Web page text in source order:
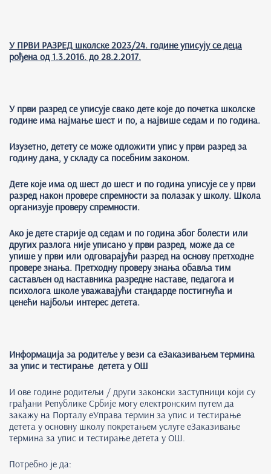
У ПРВИ РАЗРЕД школске 2023/24. године уписују се деца
рођена од 1.3.2016. до 28.2.2017.
У први разред се уписује свако дете које до почетка школске
године има најмање шест и по, а највише седам и по година.
Изузетно, детету се може одложити упис у први разред за
годину дана, у складу са посебним законом.
Дете које има од шест до шест и по година уписује се у први
разред након провере спремности за полазак у школу. Школа
организује проверу спремности.
Ако је дете старије од седам и по година због болести или
других разлога није уписано у први разред, може да се
упише у први или одговарајући разред на основу претходне
провере знања. Претходну проверу знања обавља тим
састављен од наставника разредне наставе, педагога и
психолога школе уважавајући стандарде постигнућа и
ценећи најбољи интерес детета.
Информација за родитеље у вези са еЗаказивањем термина
за упис и тестирање детета у ОШ
И ове године родитељи / други законски заступници који су
грађани Републике Србије могу електронским путем да
закажу на Порталу еУправа термин за упис и тестирање
детета у основну школу покретањем услуге еЗаказивање
термина за упис и тестирање детета у ОШ.
Потребно је да: